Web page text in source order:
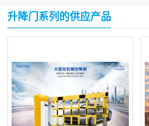
升降门系列的供应产品
车牌识别门系列
升降门系列
小门系列